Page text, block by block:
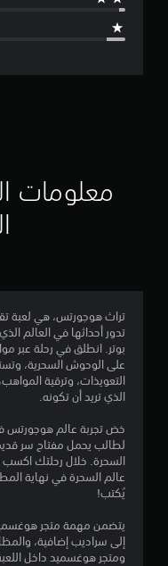
معلومات
تدور أحداثها في العالم
بوتر. انطلق في رحلة عبر
على الوحوش السحرية،
التعويذات، وترقية
الذي تريد أن تكونه.
خض تجربة عالم هوجورتس
لطالب يحمل مفتاح سر
السحرة. خلال رحلتك اكسب
عالم السحرة في نهاية
يُكتب!
يتضمن مهمة متجر
إلى سراديب إضافية،
ومتجر هوغسميد داخل